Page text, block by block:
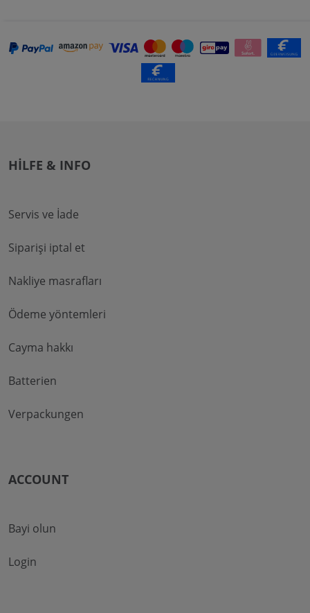
HILFE & INFO
Servis ve İade
Siparişi iptal et
Nakliye masrafları
Ödeme yöntemleri
Cayma hakkı
Batterien
Verpackungen
ACCOUNT
Bayi olun
Login